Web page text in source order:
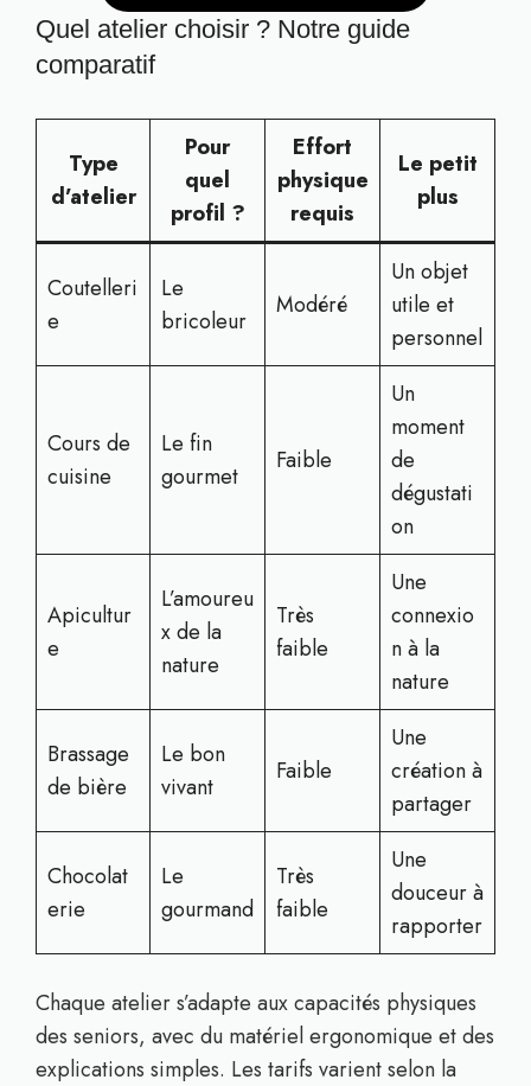
Quel atelier choisir ? Notre guide
comparatif
Type
d’atelier
Pour
quel
profil ?
Effort
physique
requis
Le petit
plus
Coutelleri
e
Le
bricoleur
Modéré
Un objet
utile et
personnel
Cours de
cuisine
Le fin
gourmet
Faible
Un
moment
de
dégustati
on
Apicultur
e
L’amoureu
x de la
nature
Très
faible
Une
connexio
n à la
nature
Brassage
de bière
Le bon
vivant
Faible
Une
création à
partager
Chocolat
erie
Le
gourmand
Très
faible
Une
douceur à
rapporter
Chaque atelier s’adapte aux capacités physiques
des seniors, avec du matériel ergonomique et des
explications simples. Les tarifs varient selon la